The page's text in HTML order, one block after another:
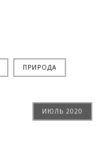
ПРИРОДА
ИЮЛЬ 2020